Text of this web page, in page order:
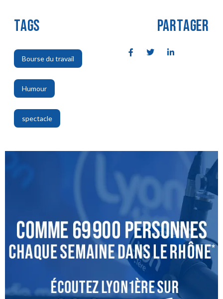
TAGS
Bourse du travail
,
Humour
,
spectacle
PARTAGER